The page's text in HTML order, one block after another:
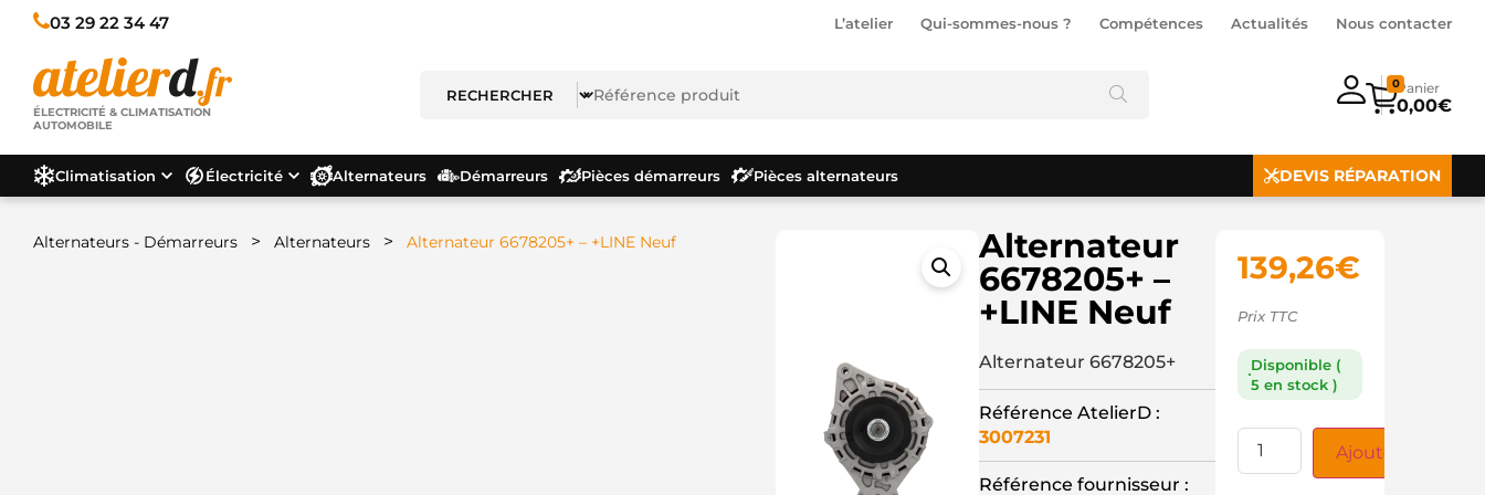
03 29 22 34 47 L’atelier Qui-sommes-nous ? Compétences Actualités Nous contacter
ÉLECTRICITÉ & CLIMATISATION
AUTOMOBILE
0,00€
0
Climatisation Électricité Alternateurs Démarreurs Pièces démarreurs Pièces alternateurs DEVIS RÉPARATION
Alternateurs - Démarreurs > Alternateurs > Alternateur 6678205+ – +LINE Neuf
Alternateur
6678205+ –
+LINE Neuf
Alternateur 6678205+
Référence AtelierD :
3007231
Référence fournisseur :
139,26€
Prix TTC
Disponible (
5 en stock )
Ajouter au